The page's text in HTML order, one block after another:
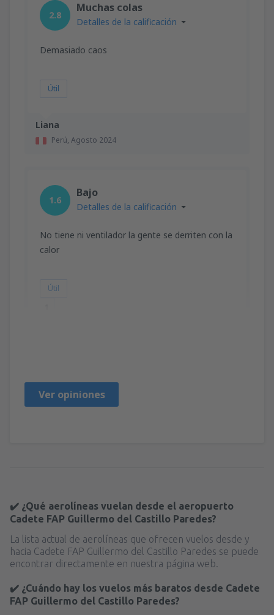
Liana
Perú, Agosto 2024
2.8
Muchas colas
Detalles de la calificación
Demasiado caos
Útil
1.6
Bajo
Detalles de la calificación
No tiene ni ventilador la gente se derriten con la
calor
Útil
Ver opiniones
✔️ ¿Qué aerolíneas vuelan desde el aeropuerto
Cadete FAP Guillermo del Castillo Paredes?
La lista actual de aerolíneas que ofrecen vuelos desde y
hacia Cadete FAP Guillermo del Castillo Paredes se puede
encontrar directamente en nuestra página web.
✔️ ¿Cuándo hay los vuelos más baratos desde Cadete
FAP Guillermo del Castillo Paredes?